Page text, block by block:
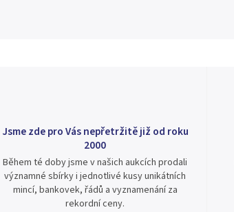
Jsme zde pro Vás nepřetržitě již od roku
2000
Během té doby jsme v našich aukcích prodali
významné sbírky i jednotlivé kusy unikátních
mincí, bankovek, řádů a vyznamenání za
rekordní ceny.